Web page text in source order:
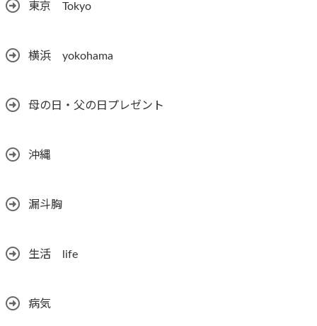
東京 Tokyo
横浜 yokohama
母の日・父の日プレゼント
沖縄
漏斗胸
生活 life
病気